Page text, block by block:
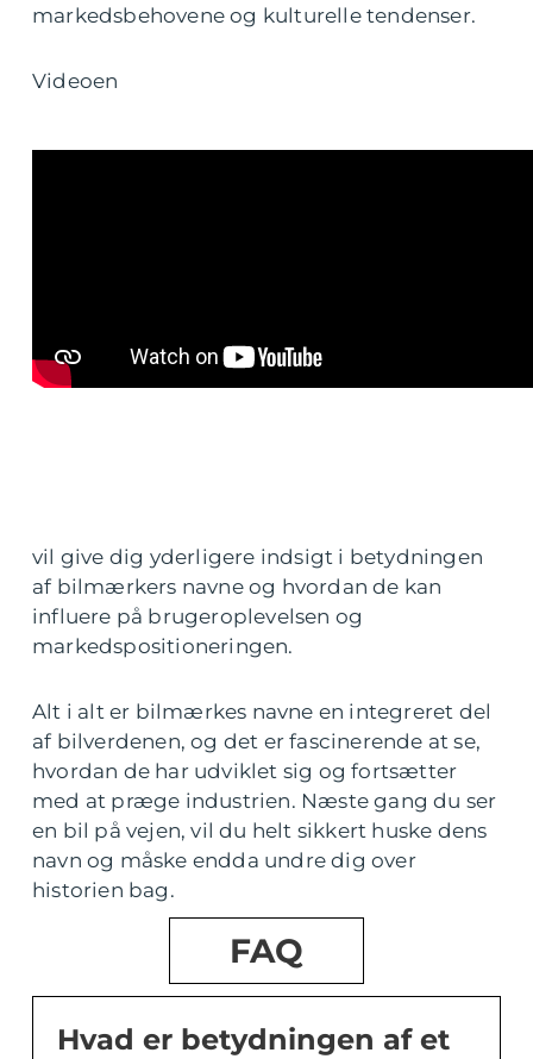
markedsbehovene og kulturelle tendenser.
Videoen
vil give dig yderligere indsigt i betydningen
af bilmærkers navne og hvordan de kan
influere på brugeroplevelsen og
markedspositioneringen.
Alt i alt er bilmærkes navne en integreret del
af bilverdenen, og det er fascinerende at se,
hvordan de har udviklet sig og fortsætter
med at præge industrien. Næste gang du ser
en bil på vejen, vil du helt sikkert huske dens
navn og måske endda undre dig over
historien bag.
FAQ
Hvad er betydningen af et